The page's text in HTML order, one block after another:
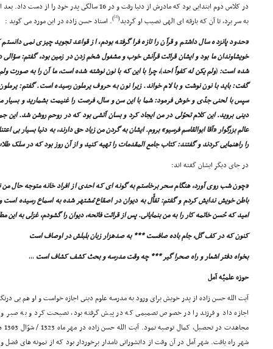
در کلاس دوم ابتدایى بود که مادرش از دنیا رفت و در 16
به سر برد، تا آن که بارقه اى الهى نصیب او گردید(
[2]
). استاد حسن زاده در این مورد مى گوید :
«حدود پانزده سال داشتم و قرآن را تازه فرا گرفته بودم، از قواعد تجوید چیزى نمى
خویشاوندان ما بود و ایشان قرائت قرآنش خوب و مشغول شخم زدن در زمین بود، گفتم: سؤالى
شده است: (ولم یکن له کفواً احد)، چرا با این که با نون نوشته شده است، ما آن را به صورت
گفت: باید با نون نوشت و با لام خواند. زیرا نون به حروف یرملون رسیده است. گفتم:
سپس با لحنى جدّى و خوش فرمود: شما با این سن و سال، فرصت را غنیمت بشمارید و
دینى بروید. این کلام تحوّلى در من ایجاد کرد و بسان آتشى بود که در روحم روشن شد. این
عالم بزرگوار «آقا ابوالقاسم فرسیو» بروم. ایشان به گردن من زیاد حق دارند، به دنیا بسیار بى
را راهنمایى کردند و گفتند: کتاب جامع المقدمات را تهیه کنید و از آن روز بود که در سلک
در جاى دیگر ایشان گفته اند:
«چون شب روى آورد، هنگام سحر برخاستم به گونه اى که احدى از افراد خانه متوجه حال من
باطن خویش ندایش کردم و گفتم: تفأّل به دیوان در اصقاع مُشتهر شده به اسماع رسیده است و
امید که حُسن خاتمه کار را به من بنمایانى. پس از قرائت فاتحه، دیوان را گشودم، غزلى به این
کنون که در کف گل، جام باده صافست *** به صدهزار زبان بلبلش در اوصاف است
بخواه دفتر اشعار و راه صحرا گیر *** چه وقت مدرسه و بحث کشف کشاف است ,,,
حوزه علمیّه آمل
آیت الله حسن زاده از پدر خویش براى ورود به مدرسه علوم دینى اجازه خواست و او هم بى
اجازه داد و فرزند را در خصوص تصمیمى که در پیش گرفته بود، نصیحت کرد و به صبر
شهر راه یافت. شهر آمل در آن وقت از دانشورانى نامدار برخوردار بود که از نمونه هاى